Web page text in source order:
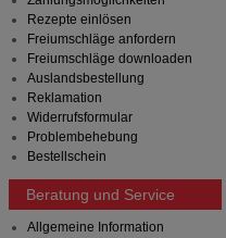
Rezepte einlösen
Freiumschläge anfordern
Freiumschläge downloaden
Auslandsbestellung
Reklamation
Widerrufsformular
Problembehebung
Bestellschein
Beratung und Service
Allgemeine Information